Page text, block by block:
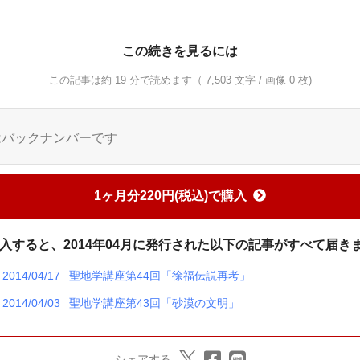
この続きを見るには
この記事は約 19 分で読めます（ 7,503 文字 / 画像 0 枚)
ックナンバーです
1ヶ月分220円(税込)で購入
すると、2014年04月に発行された以下の記事がすべて届き
2014/04/17 聖地学講座第44回「徐福伝説再考」
2014/04/03 聖地学講座第43回「砂漠の文明」